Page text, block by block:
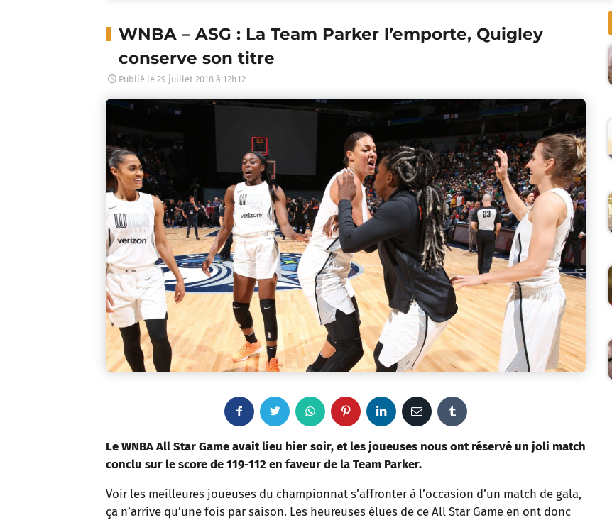
WNBA – ASG : La Team Parker l’emporte, Quigley
conserve son titre
Publié le 29 juillet 2018 à 12h12
a
c
e
w
t
W
h
a
t
P
n
t
n
k
E
i
u
b
Le WNBA All Star Game avait lieu hier soir, et les joueuses nous ont réservé un joli match
conclu sur le score de 119-112 en faveur de la Team Parker.
Voir les meilleures joueuses du championnat s’affronter à l’occasion d’un match de gala,
ça n’arrive qu’une fois par saison. Les heureuses élues de ce All Star Game en ont donc